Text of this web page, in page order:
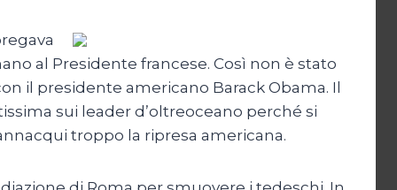
al Presidente francese. Così non è stato
il presidente americano Barack Obama. Il
sui leader d’oltreoceano perché si
troppo la ripresa americana.